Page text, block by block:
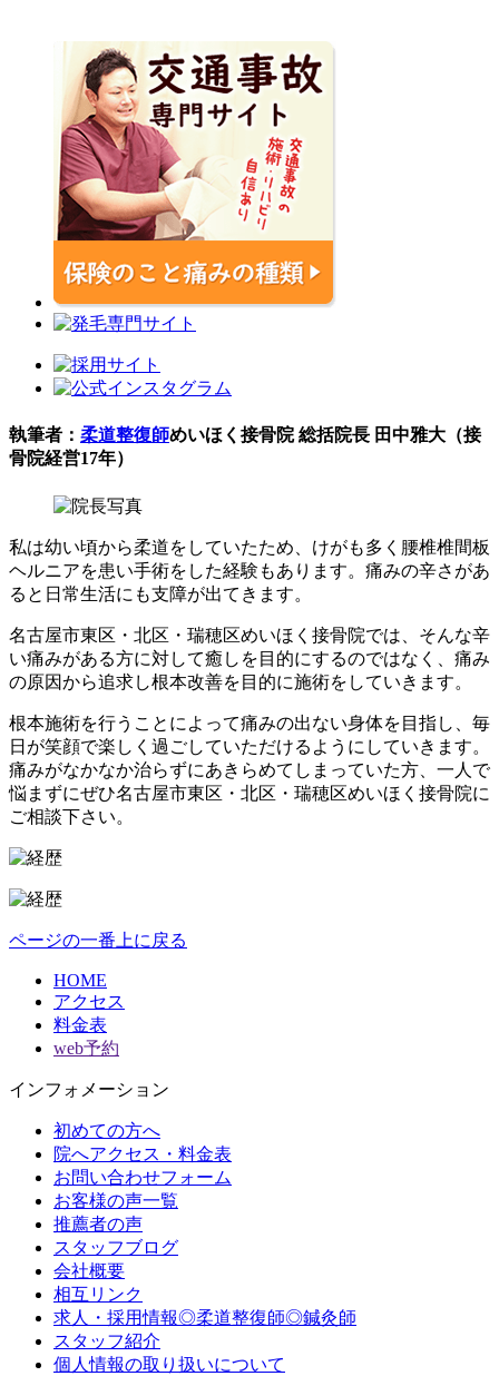
執筆者： 柔道整復師めいほく接骨院 総括院長 田中雅大（接
骨院経営17年）
私は幼い頃から柔道をしていたため、けがも多く腰椎椎間板
ヘルニアを患い手術をした経験もあります。痛みの辛さがあ
ると日常生活にも支障が出てきます。
名古屋市東区・北区・瑞穂区めいほく接骨院では、そんな辛
い痛みがある方に対して癒しを目的にするのではなく、痛み
の原因から追求し根本改善を目的に施術をしていきます。
根本施術を行うことによって痛みの出ない身体を目指し、毎
日が笑顔で楽しく過ごしていただけるようにしていきます。
痛みがなかなか治らずにあきらめてしまっていた方、一人で
悩まずにぜひ名古屋市東区・北区・瑞穂区めいほく接骨院に
ご相談下さい。
ページの一番上に戻る
HOME
アクセス
料金表
web予約
インフォメーション
初めての方へ
院へアクセス・料金表
お問い合わせフォーム
お客様の声一覧
推薦者の声
スタッフブログ
会社概要
相互リンク
求人・採用情報◎柔道整復師◎鍼灸師
スタッフ紹介
個人情報の取り扱いについて